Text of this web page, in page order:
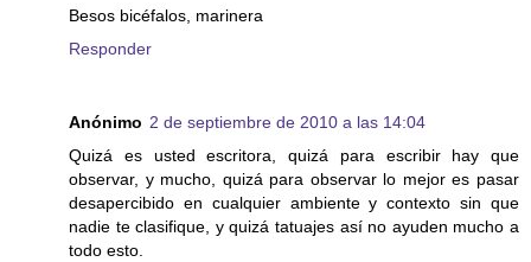
Besos bicéfalos, marinera
Responder
Anónimo 2 de septiembre de 2010 a las 14:04
Quizá es usted escritora, quizá para escribir hay que
observar, y mucho, quizá para observar lo mejor es pasar
desapercibido en cualquier ambiente y contexto sin que
nadie te clasifique, y quizá tatuajes así no ayuden mucho a
todo esto.